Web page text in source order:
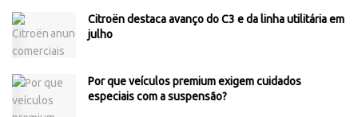
Citroën destaca avanço do C3 e da linha utilitária em
julho
Por que veículos premium exigem cuidados
especiais com a suspensão?